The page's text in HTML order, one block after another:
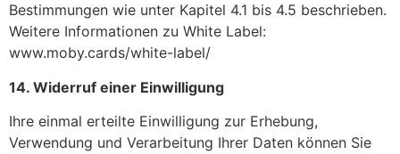
Bestimmungen wie unter Kapitel 4.1 bis 4.5 beschrieben.
Weitere Informationen zu White Label:
www.moby.cards/white-label/
14. Widerruf einer Einwilligung
Ihre einmal erteilte Einwilligung zur Erhebung,
Verwendung und Verarbeitung Ihrer Daten können Sie